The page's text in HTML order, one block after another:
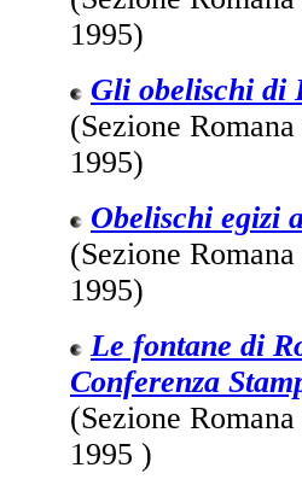
1995)
Gli obelischi di
(Sezione
1995)
Obelischi egizi
(Sezione
1995)
Le fontane di
Conferenza
(Sezione
1995 )